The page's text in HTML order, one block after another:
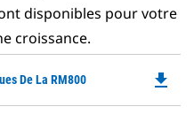
disponibles pour votre
croissance.
De La RM800 file_download